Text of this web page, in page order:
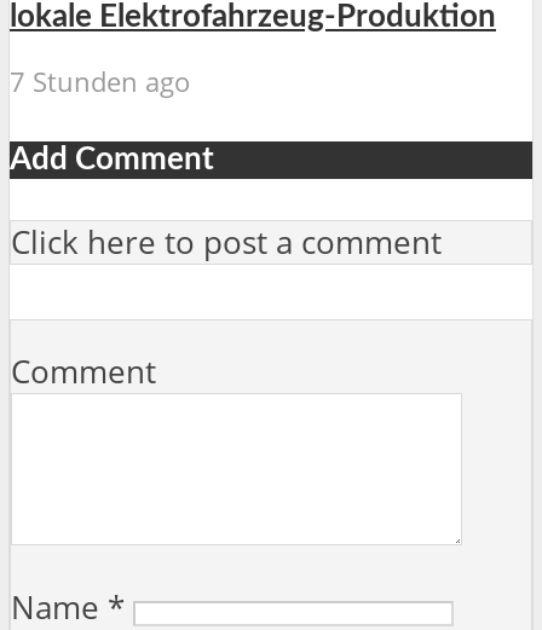
lokale Elektrofahrzeug-Produktion
7 Stunden ago
Add Comment
Click here to post a comment
Comment
Name *